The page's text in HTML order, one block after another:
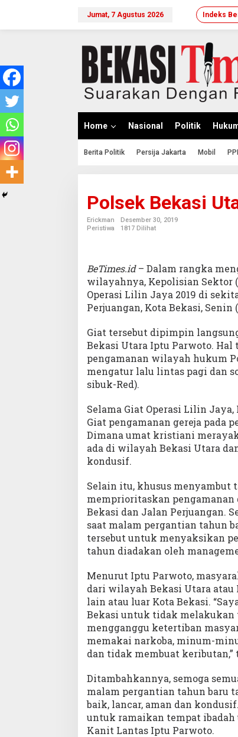
Jumat, 7 Agustus 2026 Indeks
Home Nasional Politik
Berita Politik Persija Jakarta Mobil
Polsek Bekasi
Erickman
Desember 30, 2019
Peristiwa
1817 Dilihat
BeTimes.id– Dalam rangka
wilayahnya, Kepolisian Sektor
Operasi Lilin Jaya 2019 di
Perjuangan, Kota Bekasi, Senin
Giat tersebut dipimpin
Bekasi Utara Iptu Parwoto.
pengamanan wilayah hukum
mengatur lalu lintas pagi dan
sibuk-Red).
Selama Giat Operasi Lilin
Giat pengamanan gereja pada
Dimana umat kristiani
ada di wilayah Bekasi Utara
kondusif.
Selain itu, khusus menyambut
memprioritaskan
Bekasi dan Jalan Perjuangan.
saat malam pergantian tahun
tersebut untuk menyaksikan
tahun diadakan oleh
Menurut Iptu Parwoto,
dari wilayah Bekasi Utara atau
lain atau luar Kota Bekasi.
Bekasi untuk tidak
mengganggu ketertiban
memakai narkoba, minum-
dan tidak membuat keributan,”
Ditambahkannya, semoga
malam pergantian tahun baru
baik, lancar, aman dan
untuk ramaikan tempat ibadah
Kanit Lantas Iptu Parwoto.